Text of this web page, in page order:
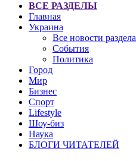
ВСЕ РАЗДЕЛЫ
Главная
Украина
Все новости раздела
События
Политика
Город
Мир
Бизнес
Спорт
Lifestyle
Шоу-биз
Наука
БЛОГИ ЧИТАТЕЛЕЙ